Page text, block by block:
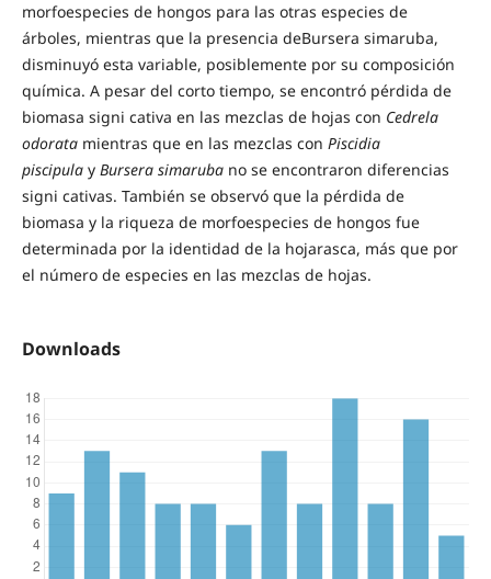
morfoespecies de hongos para las otras especies de
árboles, mientras que la presencia deBursera simaruba,
disminuyó esta variable, posiblemente por su composición
química. A pesar del corto tiempo, se encontró pérdida de
biomasa signi cativa en las mezclas de hojas con Cedrela
odorata mientras que en las mezclas con Piscidia
piscipulay Bursera simarubano se encontraron diferencias
signi cativas. También se observó que la pérdida de
biomasa y la riqueza de morfoespecies de hongos fue
determinada por la identidad de la hojarasca, más que por
el número de especies en las mezclas de hojas.
Downloads